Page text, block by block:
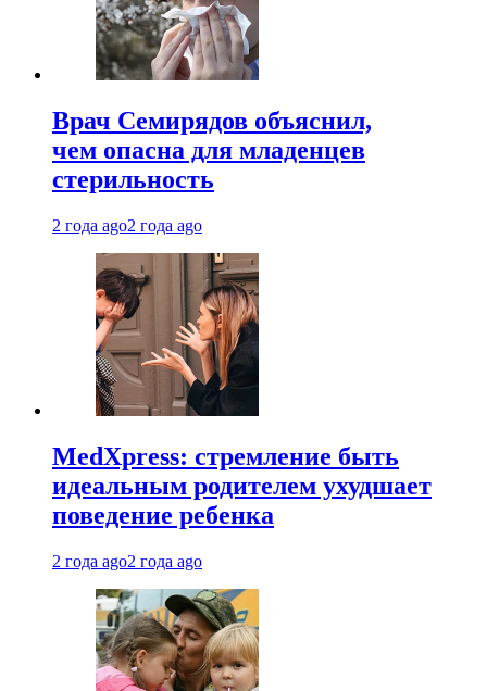
Врач Семирядов объяснил,
чем опасна для младенцев
стерильность
2 года ago2 года ago
MedXpress: стремление быть
идеальным родителем ухудшает
поведение ребенка
2 года ago2 года ago